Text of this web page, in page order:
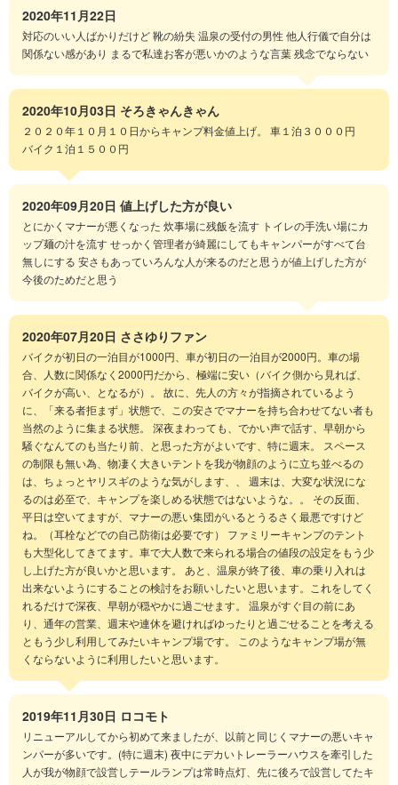
2020年11月22日
対応のいい人ばかりだけど 靴の紛失 温泉の受付の男性 他人行儀で自分は
関係ない感があり まるで私達お客が悪いかのような言葉 残念でならない
2020年10月03日 そろきゃんきゃん
２０２０年１０月１０日からキャンプ料金値上げ。 車１泊３０００円
バイク１泊１５００円
2020年09月20日 値上げした方が良い
とにかくマナーが悪くなった 炊事場に残飯を流す トイレの手洗い場にカ
ップ麺の汁を流す せっかく管理者が綺麗にしてもキャンパーがすべて台
無しにする 安さもあっていろんな人が来るのだと思うが値上げした方が
今後のためだと思う
2020年07月20日 ささゆりファン
バイクが初日の一泊目が1000円、車が初日の一泊目が2000円。車の場
合、人数に関係なく2000円だから、極端に安い（バイク側から見れば、
バイクが高い、となるが）。 故に、先人の方々が指摘されているよう
に、「来る者拒まず」状態で、この安さでマナーを持ち合わせてない者も
当然のように集まる状態。 深夜まわっても、でかい声で話す、早朝から
騒ぐなんてのも当たり前、と思った方がよいです、特に週末。 スペース
の制限も無い為、物凄く大きいテントを我が物顔のように立ち並べるの
は、ちょっとヤリスギのような気がします、、 週末は、大変な状況にな
るのは必至で、キャンプを楽しめる状態ではないような。。 その反面、
平日は空いてますが、マナーの悪い集団がいるとうるさく最悪ですけど
ね。（耳栓などでの自己防衛は必要です） ファミリーキャンプのテント
も大型化してきてます。車で大人数で来られる場合の値段の設定をもう少
し上げた方が良いかと思います。 あと、温泉が終了後、車の乗り入れは
出来ないようにすることの検討をお願いしたいと思います。これをしてく
れるだけで深夜、早朝が穏やかに過ごせます。 温泉がすぐ目の前にあ
り、通年の営業、週末や連休を避ければゆったりと過ごせることを考える
ともう少し利用してみたいキャンプ場です。 このようなキャンプ場が無
くならないように利用したいと思います。
2019年11月30日 ロコモト
リニューアルしてから初めて来ましたが、以前と同じくマナーの悪いキャ
ンパーが多いです。(特に週末) 夜中にデカいトレーラーハウスを牽引した
人が我が物顔で設営しテールランプは常時点灯、先に後ろで設営してたキ